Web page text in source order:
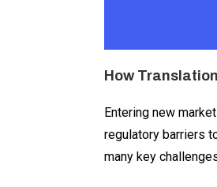
How
Entering new
regulatory barriers
many key